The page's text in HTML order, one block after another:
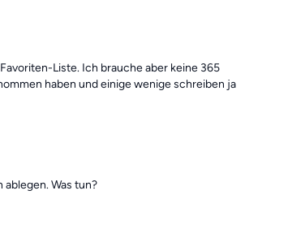
Liste. Ich brauche aber keine 365
haben und einige wenige schreiben ja
Was tun?